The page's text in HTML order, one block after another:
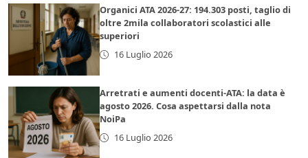
Organici ATA 2026-27: 194.303 posti, taglio di
oltre 2mila collaboratori scolastici alle
superiori
16 Luglio 2026
Arretrati e aumenti docenti-ATA: la data è
agosto 2026. Cosa aspettarsi dalla nota
NoiPa
16 Luglio 2026